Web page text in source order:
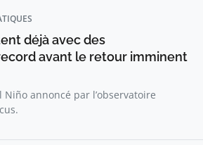
déjà avec des
avant le retour imminent
Niño annoncé par l’observatoire